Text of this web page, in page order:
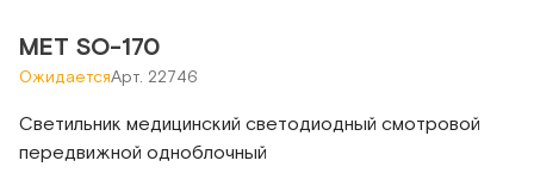
MET SO-170
ОжидаетсяАрт. 22746
Светильник медицинский светодиодный смотровой
передвижной одноблочный